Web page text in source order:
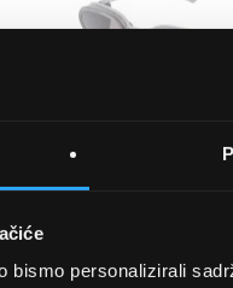
bismo personalizirali